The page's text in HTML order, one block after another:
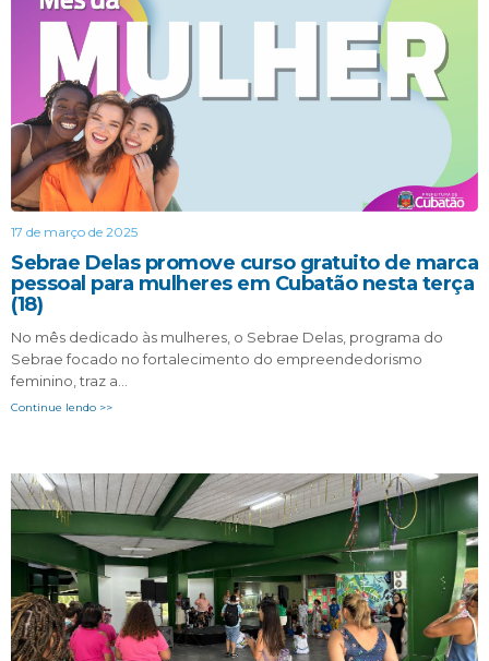
17 de março de 2025
Sebrae Delas promove curso gratuito de marca
pessoal para mulheres em Cubatão nesta terça
(18)
No mês dedicado às mulheres, o Sebrae Delas, programa do
Sebrae focado no fortalecimento do empreendedorismo
feminino, traz a…
Continue lendo >>